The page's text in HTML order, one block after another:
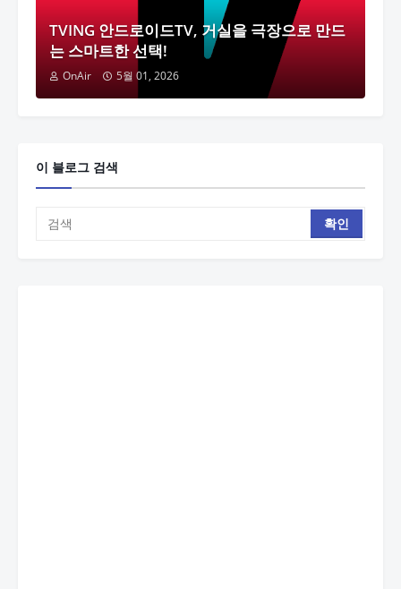
TVING 안드로이드TV, 거실을 극장으로 만드
는 스마트한 선택!
OnAir 5월 01, 2026
이 블로그 검색